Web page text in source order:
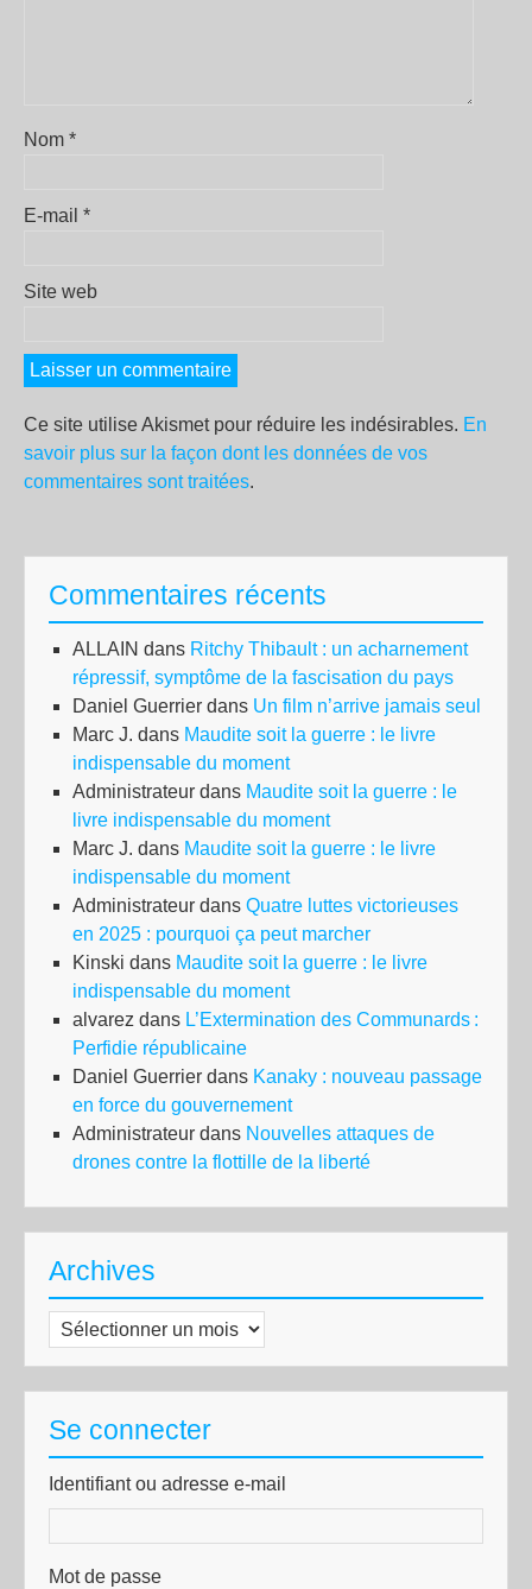
Nom *
E-mail *
Site web
Ce site utilise Akismet pour réduire les indésirables. En
savoir plus sur la façon dont les données de vos
commentaires sont traitées.
Commentaires récents
ALLAIN dans Ritchy Thibault : un acharnement
répressif, symptôme de la fascisation du pays
Daniel Guerrier dans Un film n’arrive jamais seul
Marc J. dans Maudite soit la guerre : le livre
indispensable du moment
Administrateur dans Maudite soit la guerre : le
livre indispensable du moment
Marc J. dans Maudite soit la guerre : le livre
indispensable du moment
Administrateur dans Quatre luttes victorieuses
en 2025 : pourquoi ça peut marcher
Kinski dans Maudite soit la guerre : le livre
indispensable du moment
alvarez dans L’Extermination des Communards :
Perfidie républicaine
Daniel Guerrier dans Kanaky : nouveau passage
en force du gouvernement
Administrateur dans Nouvelles attaques de
drones contre la flottille de la liberté
Archives
Archives
Se connecter
Identifiant ou adresse e-mail
Mot de passe